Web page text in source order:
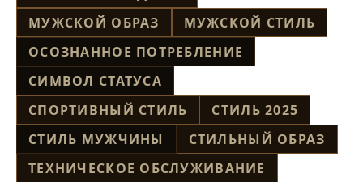
МУЖСКОЙ ОБРАЗ
МУЖСКОЙ СТИЛЬ
ОСОЗНАННОЕ ПОТРЕБЛЕНИЕ
СИМВОЛ СТАТУСА
СПОРТИВНЫЙ СТИЛЬ
СТИЛЬ 2025
СТИЛЬ МУЖЧИНЫ
СТИЛЬНЫЙ ОБРАЗ
ТЕХНИЧЕСКОЕ ОБСЛУЖИВАНИЕ